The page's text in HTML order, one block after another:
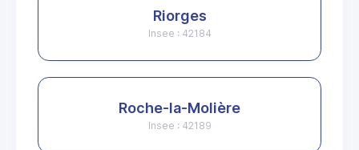
Riorges
Insee : 42184
Roche-la-Molière
Insee : 42189